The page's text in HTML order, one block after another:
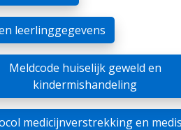
leerlinggegevens
Meldcode huiselijk geweld en
kindermishandeling
medicijnverstrekking en